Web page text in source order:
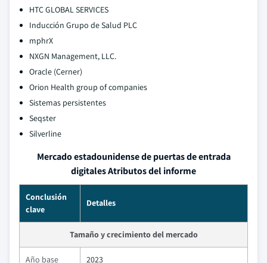
HTC GLOBAL SERVICES
Inducción Grupo de Salud PLC
mphrX
NXGN Management, LLC.
Oracle (Cerner)
Orion Health group of companies
Sistemas persistentes
Seqster
Silverline
Mercado estadounidense de puertas de entrada
digitales Atributos del informe
Conclusión
clave
Detalles
Tamaño y crecimiento del mercado
Año base 2023